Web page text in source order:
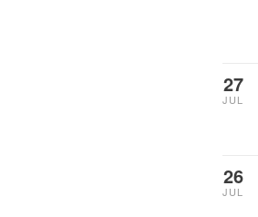
27
JUL
26
JUL